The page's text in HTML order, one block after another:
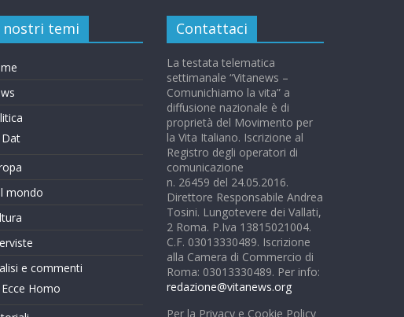
nostri temi
Dat
mondo
e commenti
Ecce Homo
Contattaci
La testata telematica
settimanale “Vitanews –
Comunichiamo la vita” a
diffusione nazionale è di
proprietà del Movimento per
la Vita Italiano. Iscrizione al
Registro degli operatori di
comunicazione
n. 26459 del 24.05.2016.
Direttore Responsabile Andrea
Tosini. Lungotevere dei Vallati,
2 Roma. P.Iva 13815021004.
C.F. 03013330489. Iscrizione
alla Camera di Commercio di
Roma: 03013330489. Per info:
redazione@vitanews.org
Per la Privacy e Cookie Policy